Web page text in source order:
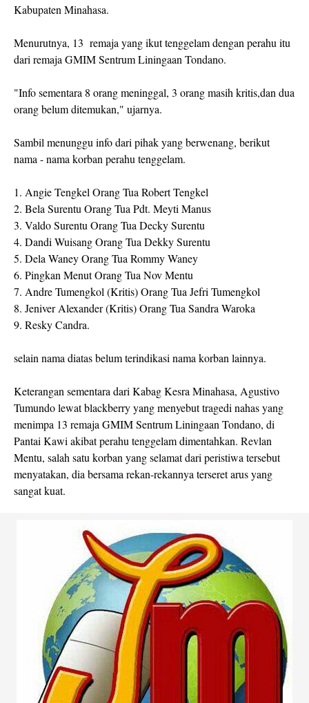
Kabupaten Minahasa.
Menurutnya, 13 remaja yang ikut tenggelam dengan perahu itu
dari remaja GMIM Sentrum Liningaan Tondano.
"Info sementara 8 orang meninggal, 3 orang masih kritis,dan dua
orang belum ditemukan," ujarnya.
Sambil menunggu info dari pihak yang berwenang, berikut
nama - nama korban perahu tenggelam.
1. Angie Tengkel Orang Tua Robert Tengkel
2. Bela Surentu Orang Tua Pdt. Meyti Manus
3. Valdo Surentu Orang Tua Decky Surentu
4. Dandi Wuisang Orang Tua Dekky Surentu
5. Dela Waney Orang Tua Rommy Waney
6. Pingkan Menut Orang Tua Nov Mentu
7. Andre Tumengkol (Kritis) Orang Tua Jefri Tumengkol
8. Jeniver Alexander (Kritis) Orang Tua Sandra Waroka
9. Resky Candra.
selain nama diatas belum terindikasi nama korban lainnya.
Keterangan sementara dari Kabag Kesra Minahasa, Agustivo
Tumundo lewat blackberry yang menyebut tragedi nahas yang
menimpa 13 remaja GMIM Sentrum Liningaan Tondano, di
Pantai Kawi akibat perahu tenggelam dimentahkan. Revlan
Mentu, salah satu korban yang selamat dari peristiwa tersebut
menyatakan, dia bersama rekan-rekannya terseret arus yang
sangat kuat.